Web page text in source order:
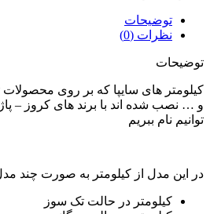
توضیحات
نظرات (0)
توضیحات
کیلومتر های سایپا که بر روی محصولات
و … نصب شده اند با برند های کروز –
توانیم نام ببریم
در این مدل از کیلومتر به صورت چند
کیلومتر در حالت تک سوز